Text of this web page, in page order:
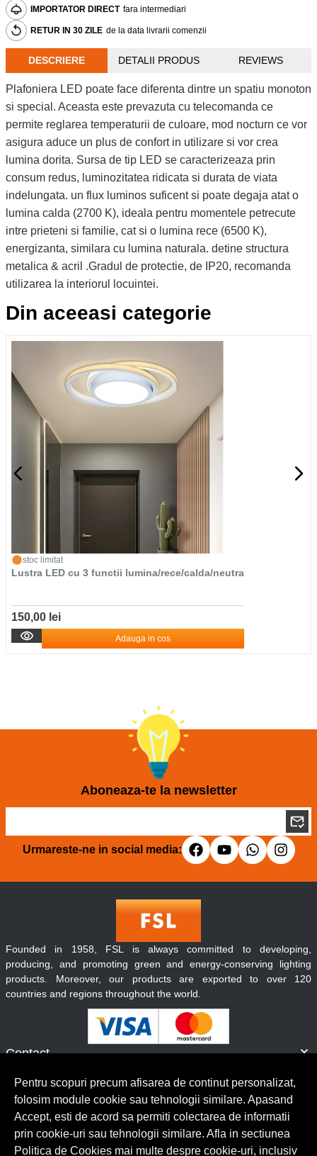
IMPORTATOR DIRECT fara intermediari
RETUR IN 30 ZILE de la data livrarii comenzii
DESCRIERE DETALII PRODUS REVIEWS
Plafoniera LED poate face diferenta dintre un spatiu monoton
si special. Aceasta este prevazuta cu telecomanda ce
permite reglarea temperaturii de culoare, mod nocturn ce vor
asigura aduce un plus de confort in utilizare si vor crea
lumina dorita. Sursa de tip LED se caracterizeaza prin
consum redus, luminozitatea ridicata si durata de viata
indelungata. un flux luminos suficent si poate degaja atat o
lumina calda (2700 K), ideala pentru momentele petrecute
intre prieteni si familie, cat si o lumina rece (6500 K),
energizanta, similara cu lumina naturala. detine structura
metalica & acril .Gradul de protectie, de IP20, recomanda
utilizarea la interiorul locuintei.
Din aceeasi categorie
stoc limitat
Lustra LED cu 3 functii lumina/rece/calda/neutra
150,00 lei
Adauga in cos
Aboneaza-te la newsletter
Urmareste-ne in social media:
Contact
Servicii clienti
Founded in 1958, FSL is always committed to developing,
producing, and promoting green and energy-conserving lighting
products. Moreover, our products are exported to over 120
countries and regions throughout the world.
© Copyright 2026 Lumilux. Toate drepturile rezervate.
Pentru scopuri precum afisarea de continut personalizat,
folosim module cookie sau tehnologii similare. Apasand
Accept, esti de acord sa permiti colectarea de informatii
prin cookie-uri sau tehnologii similare. Afla in sectiunea
Politica de Cookies mai multe despre cookie-uri, inclusiv